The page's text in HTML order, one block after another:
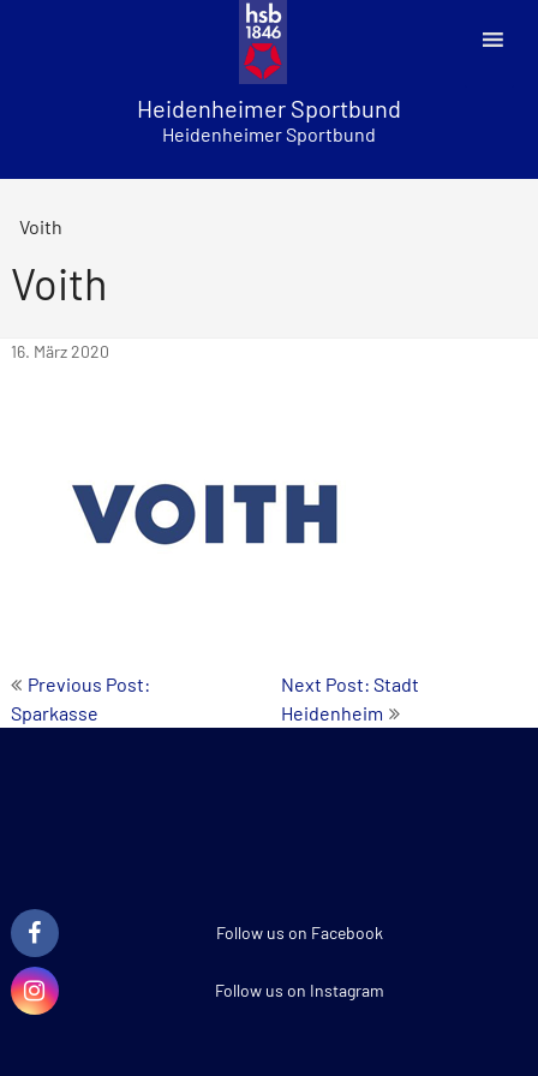
Heidenheimer Sportbund
Heidenheimer Sportbund
Voith
Voith
16. März 2020
Beitrags-
Navigation
Previous Post:
Sparkasse
Next Post: Stadt
Heidenheim
Follow us on Facebook
Follow us on Instagram